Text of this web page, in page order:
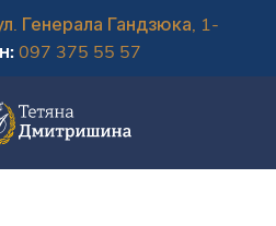
Генерала Гандзюка, 1-
097 375 55 57